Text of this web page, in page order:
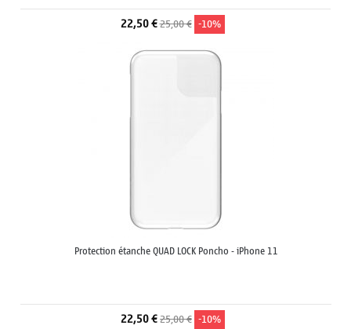
22,50 €25,00 € -10%
Protection étanche QUAD LOCK Poncho - iPhone 11
22,50 €25,00 € -10%